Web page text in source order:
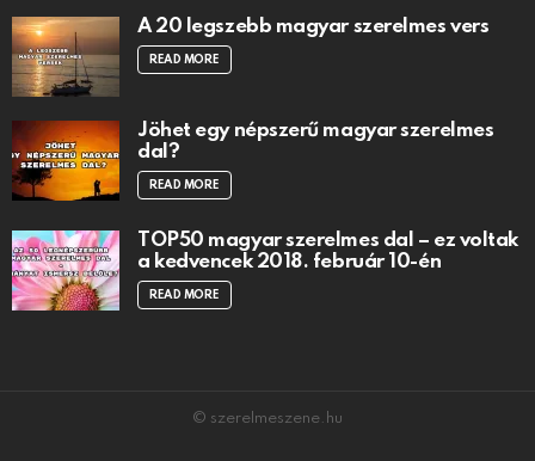
A 20 legszebb magyar szerelmes vers
READ MORE
Jöhet egy népszerű magyar szerelmes
dal?
READ MORE
TOP50 magyar szerelmes dal – ez voltak
a kedvencek 2018. február 10-én
READ MORE
© szerelmeszene.hu